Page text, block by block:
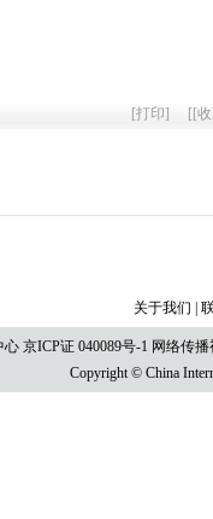
[打印] [[
关于我们
心 京ICP证 040089号-1 网络传播
Copyright © China